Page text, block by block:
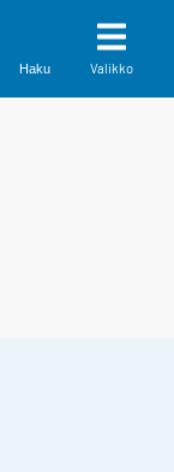
Haku Valikko